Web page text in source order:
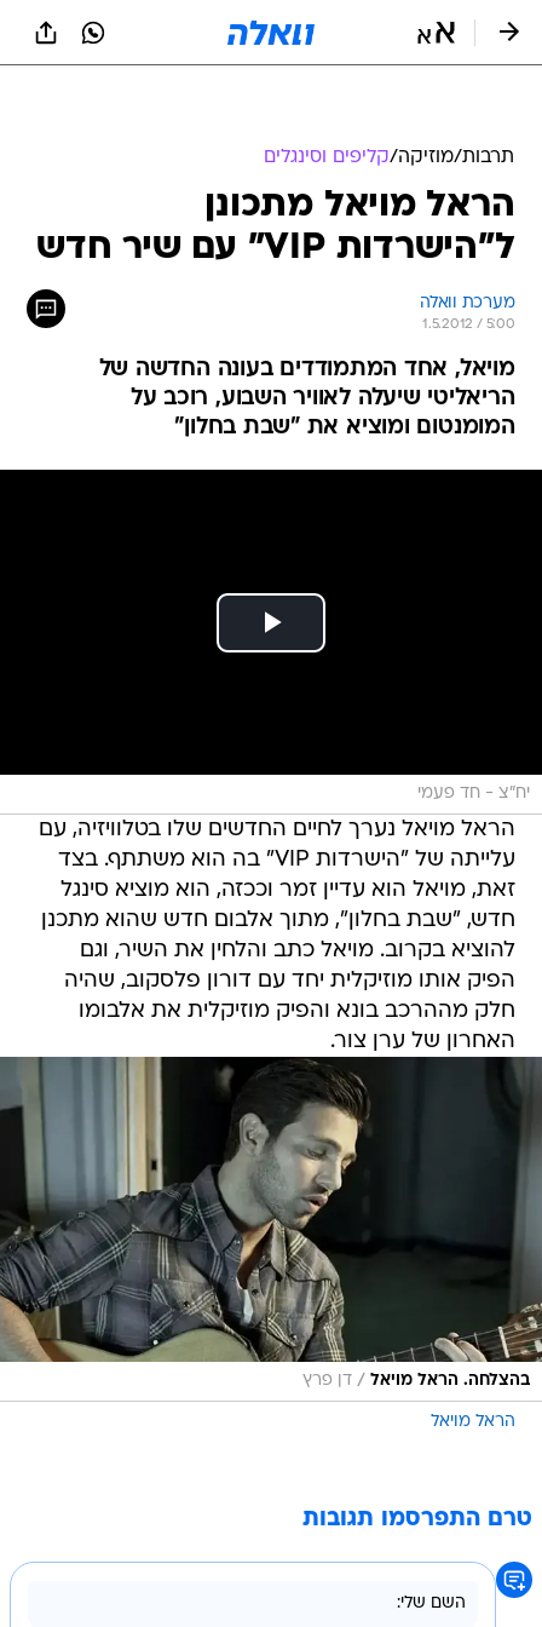
תרבות/מוזיקה/קליפים וסינגלים
הראל מויאל מתכונן
ל"הישרדות VIP" עם שיר חדש
מערכת וואלה
1.5.2012 / 5:00
מויאל, אחד המתמודדים בעונה החדשה של
הריאליטי שיעלה לאוויר השבוע, רוכב על
המומנטום ומוציא את "שבת בחלון"
יח"צ - חד פעמי
הראל מויאל נערך לחיים החדשים שלו בטלוויזיה, עם
עלייתה של "הישרדות VIP" בה הוא משתתף. בצד
זאת, מויאל הוא עדיין זמר וככזה, הוא מוציא סינגל
חדש, "שבת בחלון", מתוך אלבום חדש שהוא מתכנן
להוציא בקרוב. מויאל כתב והלחין את השיר, וגם
הפיק אותו מוזיקלית יחד עם דורון פלסקוב, שהיה
חלק מההרכב בונא והפיק מוזיקלית את אלבומו
האחרון של ערן צור.
בהצלחה. הראל מויאל / דן פרץ
הראל מויאל
טרם התפרסמו תגובות